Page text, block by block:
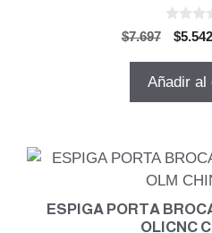
$7.697
El
original
$5.542
Añadir al
ESPIGA PORTA
OLICNC